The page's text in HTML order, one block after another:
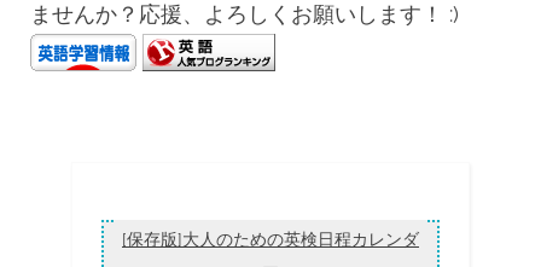
ませんか？応援、よろしくお願いします！ :)
[保存版]大人のための英検日程カレンダ